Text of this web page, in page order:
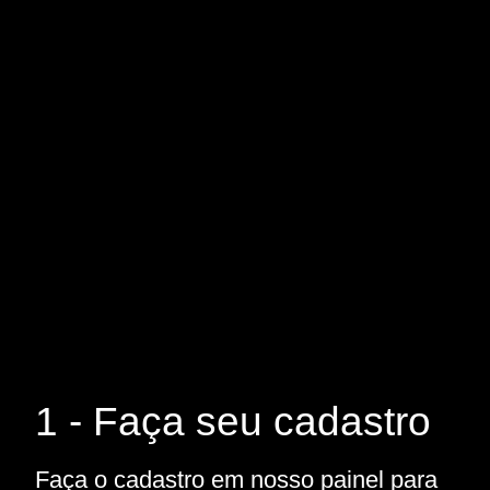
1 - Faça seu cadastro
Faça o cadastro em nosso painel para